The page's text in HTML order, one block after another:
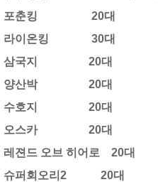
포춘킹 20대
라이온킹 30대
삼국지 20대
양산박 20대
수호지 20대
오스카 20대
레젼드 오브 히어로 20대
슈퍼회오리2 20대